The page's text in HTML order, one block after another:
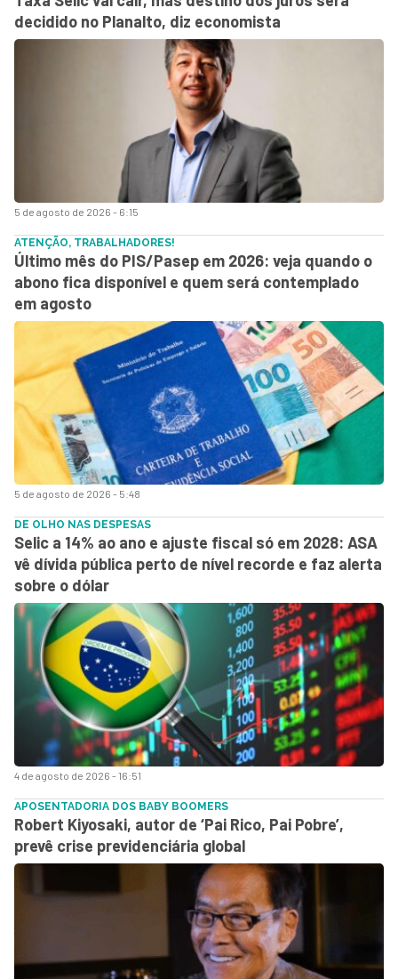
5 de agosto de 2026 - 6:15
decidido no Planalto, diz economista
5 de agosto de 2026 - 5:48
ATENÇÃO, TRABALHADORES!
Último mês do PIS/Pasep em 2026: veja quando o
abono fica disponível e quem será contemplado
em agosto
4 de agosto de 2026 - 16:51
DE OLHO NAS DESPESAS
Selic a 14% ao ano e ajuste fiscal só em 2028: ASA
vê dívida pública perto de nível recorde e faz alerta
sobre o dólar
APOSENTADORIA DOS BABY BOOMERS
Robert Kiyosaki, autor de ‘Pai Rico, Pai Pobre’,
prevê crise previdenciária global